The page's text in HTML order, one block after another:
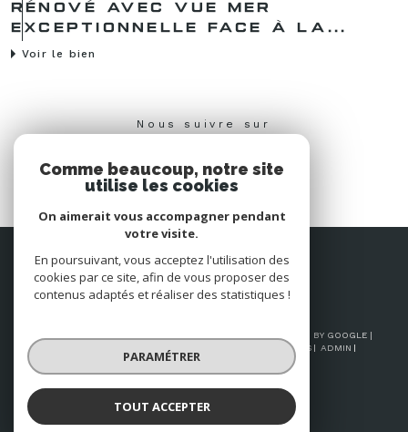
RÉNOVÉ AVEC VUE MER
EXCEPTIONNELLE FACE À LA...
Voir le bien
Nous suivre sur
PROPRIÉTAIRE
Se connecter
© 2026 | TOUS DROITS RÉSERVÉS | TRADUCTION POWERED BY GOOGLE |
MENTIONS LÉGALES
ADMIN
NOS LIENS
POLITIQUE RGPD COOKIES
Comme beaucoup, notre site
utilise les cookies
On aimerait vous accompagner pendant
votre visite.
En poursuivant, vous acceptez l'utilisation des
cookies par ce site, afin de vous proposer des
contenus adaptés et réaliser des statistiques !
PARAMÉTRER
TOUT ACCEPTER